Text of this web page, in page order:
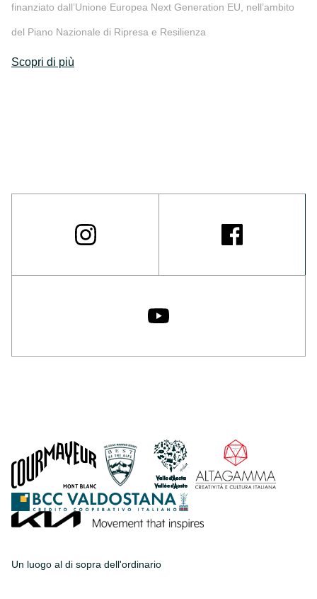
finanziato dall’Unione Europea Next Generation EU, nell’ambito
del Piano Nazionale di Ripresa e Resilienza
Scopri di più
Un luogo al di sopra dell'ordinario